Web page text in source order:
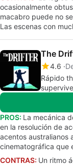
ocasionalmente
macabro puede no
Las escenas con
The
4.6
Rápido
PROS: La mecánica
en la resolución de
acentos australianos
cinematográfica que
CONTRAS: Un ritmo